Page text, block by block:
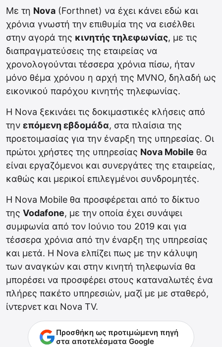
Με τη Nova (Forthnet) να έχει κάνει εδώ και
χρόνια γνωστή την επιθυμία της να εισέλθει
στην αγορά της κινητής τηλεφωνίας, με τις
διαπραγματεύσεις της εταιρείας να
χρονολογούνται τέσσερα χρόνια πίσω, ήταν
μόνο θέμα χρόνου η αρχή της MVNO, δηλαδή ως
εικονικού παρόχου κινητής τηλεφωνίας.
Η Nova ξεκινάει τις δοκιμαστικές κλήσεις από
την επόμενη εβδομάδα, στα πλαίσια της
προετοιμασίας για την έναρξη της υπηρεσίας. Οι
πρώτοι χρήστες της υπηρεσίας Nova Mobile θα
είναι εργαζόμενοι και συνεργάτες της εταιρείας,
καθώς και μερικοί επιλεγμένοι συνδρομητές.
Η Nova Mobile θα προσφέρεται από το δίκτυο
της Vodafone, με την οποία έχει συνάψει
συμφωνία από τον Ιούνιο του 2019 και για
τέσσερα χρόνια από την έναρξη της υπηρεσίας
και μετά. Η Nova ελπίζει πως με την κάλυψη
των αναγκών και στην κινητή τηλεφωνία θα
μπορέσει να προσφέρει στους καταναλωτές ένα
πλήρες πακέτο υπηρεσιών, μαζί με με σταθερό,
ίντερνετ και Nova TV.
Προσθήκη ως προτιμώμενη πηγή
στα αποτελέσματα Google